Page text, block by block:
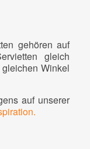
gehören auf
gleich
Winkel
auf unserer
.